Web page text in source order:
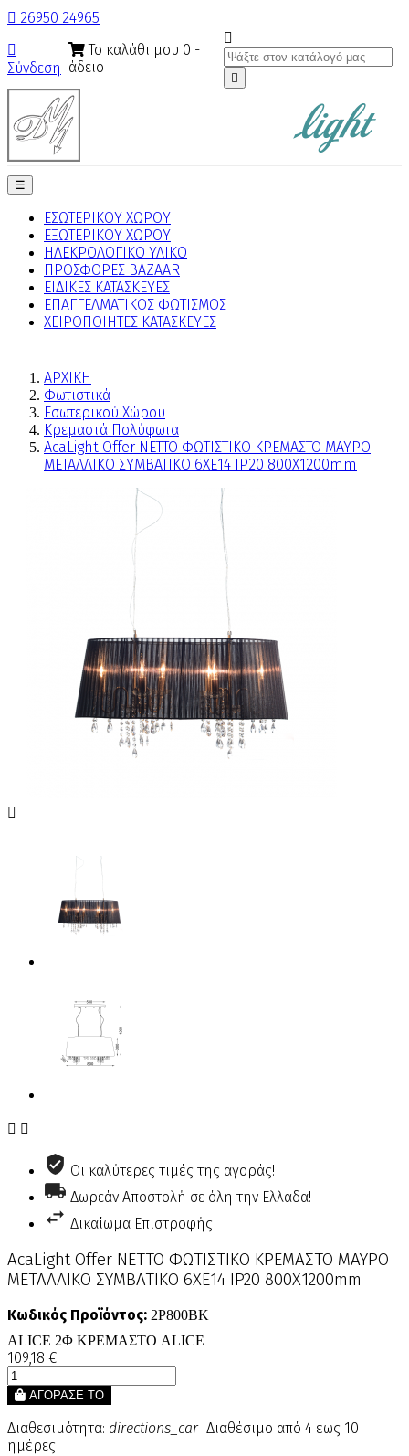
 26950 24965

Σύνδεση
Το καλάθι μου 0 -
άδειο


Toggle
navigation
☰
ΕΣΩΤΕΡΙΚΟΥ ΧΩΡΟΥ
ΕΞΩΤΕΡΙΚΟΥ ΧΩΡΟΥ
ΗΛΕΚΡΟΛΟΓΙΚΟ ΥΛΙΚΟ
ΠΡΟΣΦΟΡΕΣ BAZAAR
ΕΙΔΙΚΕΣ ΚΑΤΑΣΚΕΥΕΣ
ΕΠΑΓΓΕΛΜΑΤΙΚΟΣ ΦΩΤΙΣΜΟΣ
ΧΕΙΡΟΠΟΙΗΤΕΣ ΚΑΤΑΣΚΕΥΕΣ
ΑΡΧΙΚΗ
Φωτιστικά
Εσωτερικού Χώρου
Κρεμαστά Πολύφωτα
AcaLight Offer NETTO ΦΩΤΙΣΤΙΚΟ ΚΡΕΜΑΣΤΟ ΜΑΥΡΟ
ΜΕΤΑΛΛΙΚΟ ΣΥΜΒΑΤΙΚΟ 6ΧΕ14 IP20 800Χ1200mm

 
Οι καλύτερες τιμές της αγοράς!
Δωρεάν Αποστολή σε όλη την Ελλάδα!
Δικαίωμα Επιστροφής
AcaLight Offer NETTO ΦΩΤΙΣΤΙΚΟ ΚΡΕΜΑΣΤΟ ΜΑΥΡΟ
ΜΕΤΑΛΛΙΚΟ ΣΥΜΒΑΤΙΚΟ 6ΧΕ14 IP20 800Χ1200mm
Κωδικός Προϊόντος: 2P800BK
ALICE 2Φ ΚΡΕΜΑΣΤΟ ALICE
109,18 €
ΑΓΟΡΑΣΕ ΤΟ
Διαθεσιμότητα: directions_car Διαθέσιμο από 4 έως 10
ημέρες